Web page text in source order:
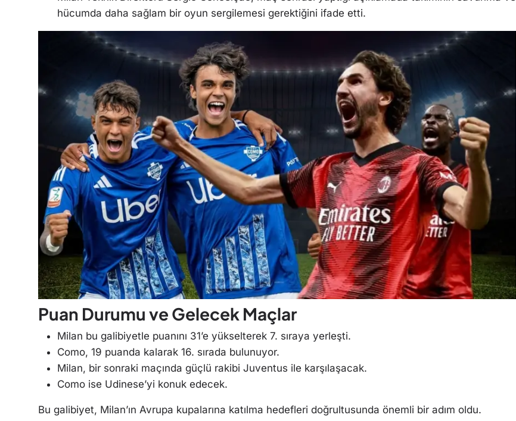
hücumda daha sağlam bir oyun sergilemesi gerektiğini ifade etti.
Puan Durumu ve Gelecek Maçlar
Milan bu galibiyetle puanını 31’e yükselterek 7. sıraya yerleşti.
Como, 19 puanda kalarak 16. sırada bulunuyor.
Milan, bir sonraki maçında güçlü rakibi Juventus ile karşılaşacak.
Como ise Udinese’yi konuk edecek.
Bu galibiyet, Milan’ın Avrupa kupalarına katılma hedefleri doğrultusunda önemli bir adım oldu.